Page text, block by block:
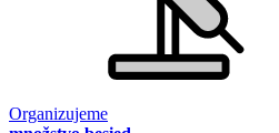
Organizujeme